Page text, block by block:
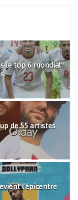
le top 6 mondial
de 55 artistes
l'épicentre